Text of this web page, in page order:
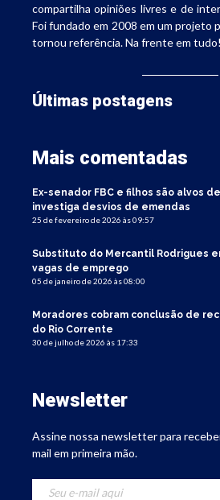
compartilha opiniões livres e de
Foi fundado em 2008 em um projeto
tornou referência. Na frente em tudo!
Últimas postagens
Mais comentadas
Ex-senador FBC e filhos são alvos
investiga desvios de emendas
25 de fevereiro de 2026 às 09:57
Substituto do Mercantil Rodrigues
vagas de emprego
05 de janeiro de 2026 às 08:00
Moradores cobram conclusão de
do Rio Corrente
30 de julho de 2026 às 17:33
Newsletter
Assine nossa newsletter para
mail em primeira mão.